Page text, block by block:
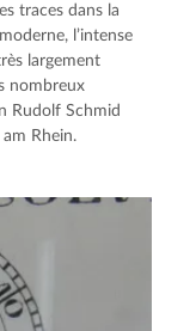
traces dans la
l’intense
largement
nombreux
Rudolf Schmid
Rhein.